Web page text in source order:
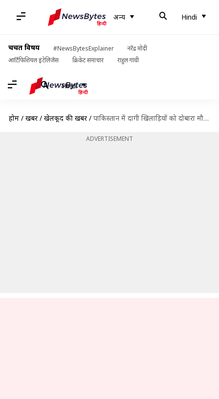
अन्य Hindi
चर्चित विषय #NewsBytesExplainer
नरेंद्र मोदी
आर्टिफिशियल इंटेलिजेंस
क्रिकेट समाचार राहुल गांधी
Hindi
होम / खबरें / खेलकूद की खबरें / पाकिस्तान में दागी खिलाड़ियों को दोबारा मौका देने से खराब हुआ है क्रिकेट- रमीज़ राजा
ADVERTISEMENT